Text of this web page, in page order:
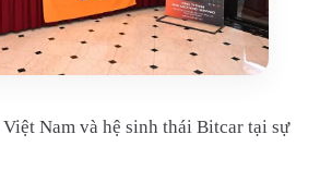
Nam và hệ sinh thái Bitcar tại sự